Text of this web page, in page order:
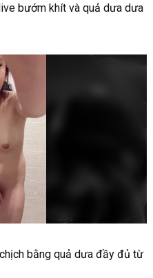
bướm khít và quả dưa dưa
bằng quả dưa đầy đủ từ